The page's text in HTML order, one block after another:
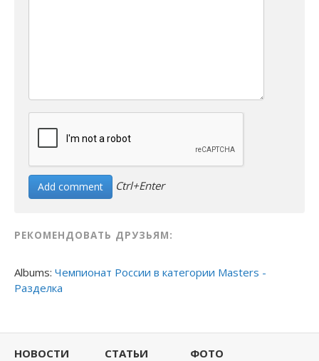
Ctrl+Enter
РЕКОМЕНДОВАТЬ ДРУЗЬЯМ:
Albums: Чемпионат России в категории Masters -
Разделка
НОВОСТИ
СТАТЬИ
ФОТО